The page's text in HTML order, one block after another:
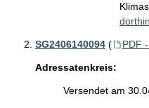
SG2406140094 ( PDF
Adressatenkreis:
Versendet am